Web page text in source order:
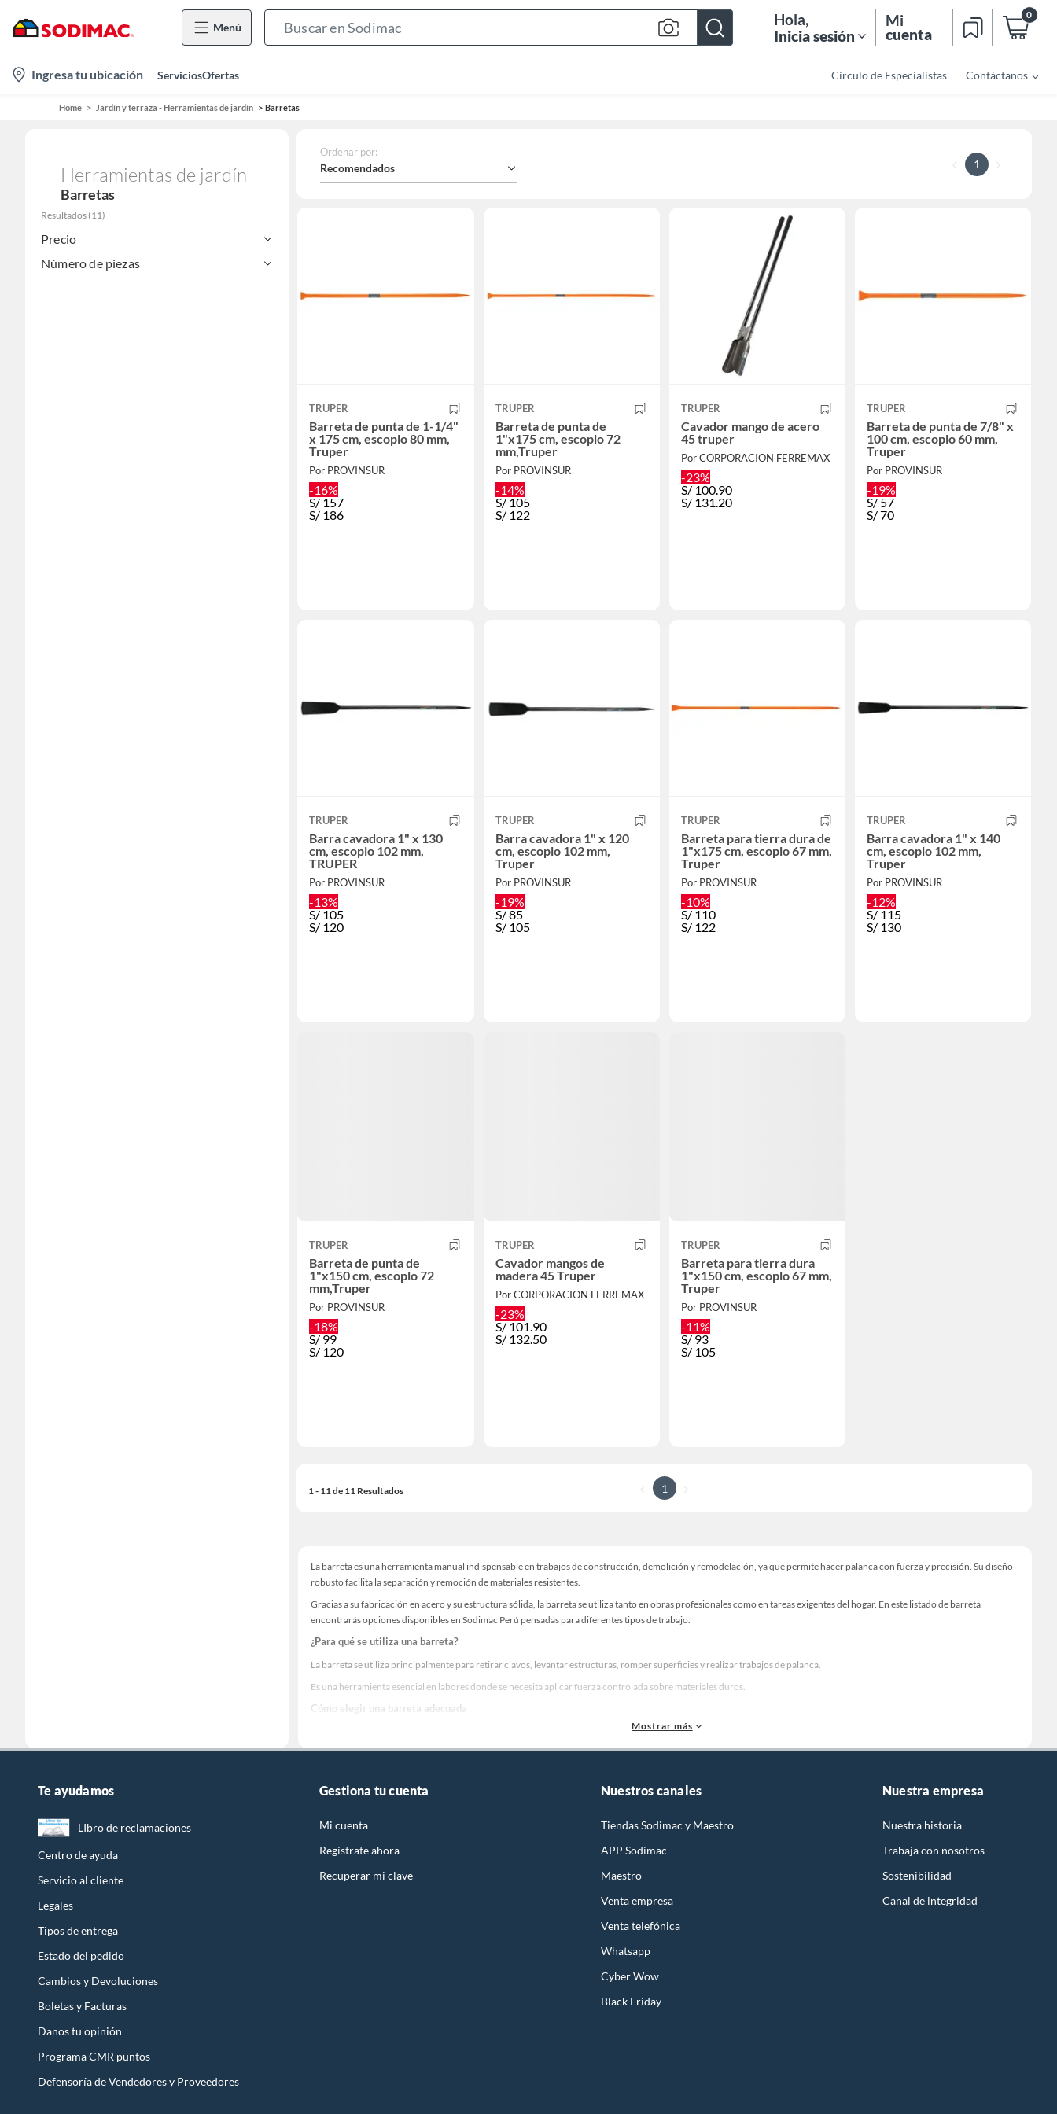
Menú
Bar
Hola,
Inicia sesión
Mi
cuenta
0
location-
icon
Ingresa tu ubicación ServiciosOfertas Círculo de Especialistas Contáctanos
Home Jardín y terraza - Herramientas de jardín Barretas
Herramientas de jardín
Barretas
Resultados (11)
Precio
Número de piezas
Ordenar por:
Recomendados 1
TRUPER
Barreta de punta de 1-1/4"
x 175 cm, escoplo 80 mm,
Truper
Por PROVINSUR
-16%
S/ 157
S/ 186
TRUPER
Barreta de punta de
1"x175 cm, escoplo 72
mm,Truper
Por PROVINSUR
-14%
S/ 105
S/ 122
TRUPER
Cavador mango de acero
45 truper
Por CORPORACION FERREMAX
-23%
S/ 100.90
S/ 131.20
TRUPER
Barreta de punta de 7/8" x
100 cm, escoplo 60 mm,
Truper
Por PROVINSUR
-19%
S/ 57
S/70
TRUPER
Barra cavadora 1" x 130
cm, escoplo 102 mm,
TRUPER
Por PROVINSUR
-13%
S/ 105
S/ 120
TRUPER
Barra cavadora 1" x 120
cm, escoplo 102 mm,
Truper
Por PROVINSUR
-19%
S/85
S/ 105
TRUPER
Barreta para tierra dura de
1"x175 cm, escoplo 67 mm,
Truper
Por PROVINSUR
-10%
S/ 110
S/ 122
TRUPER
Barra cavadora 1" x 140
cm, escoplo 102 mm,
Truper
Por PROVINSUR
-12%
S/ 115
S/ 130
TRUPER
Barreta de punta de
1"x150 cm, escoplo 72
mm,Truper
Por PROVINSUR
-18%
S/ 99
S/ 120
TRUPER
Cavador mangos de
madera 45 Truper
Por CORPORACION FERREMAX
-23%
S/ 101.90
S/ 132.50
TRUPER
Barreta para tierra dura
1"x150 cm, escoplo 67 mm,
Truper
Por PROVINSUR
-11%
S/ 93
S/ 105
1 - 11 de 11 Resultados 1
La barreta es una herramienta manual indispensable en trabajos de construcción, demolición y remodelación, ya que permite hacer palanca con fuerza y precisión. Su diseño
robusto facilita la separación y remoción de materiales resistentes.
Gracias a su fabricación en acero y su estructura sólida, la barreta se utiliza tanto en obras profesionales como en tareas exigentes del hogar. En este listado de barreta
encontrarás opciones disponibles en Sodimac Perú pensadas para diferentes tipos de trabajo.
¿Para qué se utiliza una barreta?
La barreta se utiliza principalmente para retirar clavos, levantar estructuras, romper superficies y realizar trabajos de palanca.
Es una herramienta esencial en labores donde se necesita aplicar fuerza controlada sobre materiales duros.
Cómo elegir una barreta adecuada
Para elegir una barreta es importante considerar su longitud y grosor, ya que estos factores influyen directamente en la fuerza que se puede aplicar.
Una barreta bien seleccionada facilita el trabajo y reduce el esfuerzo físico del usuario.
Una barreta de buena calidad ofrece mayor resistencia al desgaste y soporta trabajos continuos y exigentes.
Además, garantiza seguridad y control durante la aplicación de fuerza.
Estas respuestas aclaran dudas comunes sobre el uso y elección de barreta, ayudándote a tomar una mejor decisión en Sodimac Perú.
Mostrar más
Te ayudamos
LIbro de reclamaciones
Centro de ayuda
Servicio al cliente
Legales
Tipos de entrega
Estado del pedido
Cambios y Devoluciones
Boletas y Facturas
Danos tu opinión
Programa CMR puntos
Defensoría de Vendedores y Proveedores
Gestiona tu cuenta
Mi cuenta
Regístrate ahora
Recuperar mi clave
Nuestros canales
Tiendas Sodimac y Maestro
APP Sodimac
Maestro
Venta empresa
Venta telefónica
Whatsapp
Cyber Wow
Black Friday
Nuestra empresa
Nuestra historia
Trabaja con nosotros
Sostenibilidad
Canal de integridad